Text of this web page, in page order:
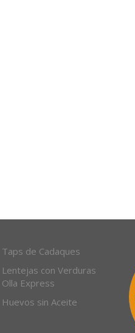
Taps de Cadaques
Lentejas con Verduras
Olla Express
Huevos sin Aceite